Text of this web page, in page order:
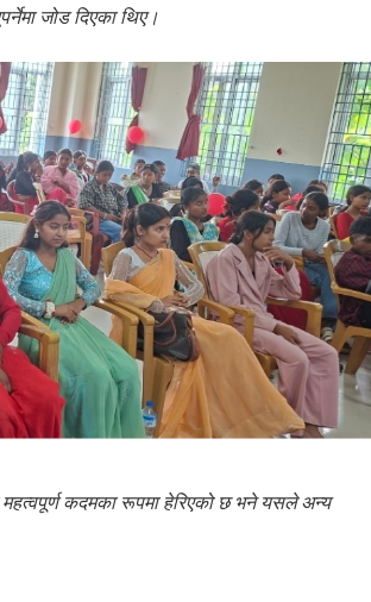
जोड दिएका थिए।
महत्वपूर्ण कदमका रूपमा हेरिएको छ भने यसले अन्य